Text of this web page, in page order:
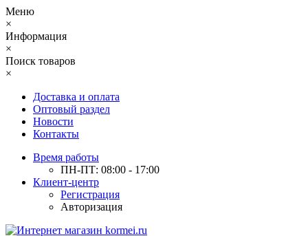
Меню
×
Информация
×
Поиск товаров
×
Доставка и оплата
Оптовый раздел
Новости
Контакты
Время работы
ПН-ПТ: 08:00 - 17:00
Клиент-центр
Регистрация
Авторизация